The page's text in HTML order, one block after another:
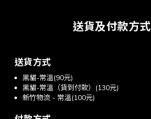
送貨及付款方式
送貨方式
黑貓-常溫(90元)
黑貓-常溫（貨到付款）(130元)
新竹物流 - 常溫(100元)